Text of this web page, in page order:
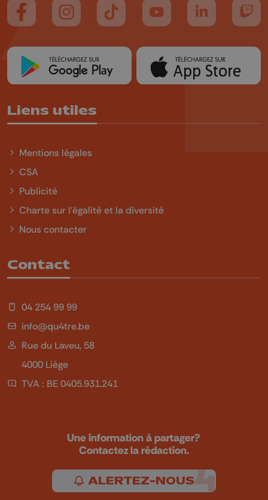
Suivez-nous sur FaceBook
Suivez-nous sur Instagram
Suivez-nous sur TikTok
Suivez-nous sur YouTube
Suivez-nous
Liens utiles
Mentions légales
CSA
Publicité
Charte sur l'égalité et la diversité
Nous contacter
Contact
04 254 99 99
info@qu4tre.be
Rue du Laveu, 58
4000 Liège
TVA : BE 0405.931.241
Une information à partager?
Contactez la rédaction.
ALERTEZ-NOUS